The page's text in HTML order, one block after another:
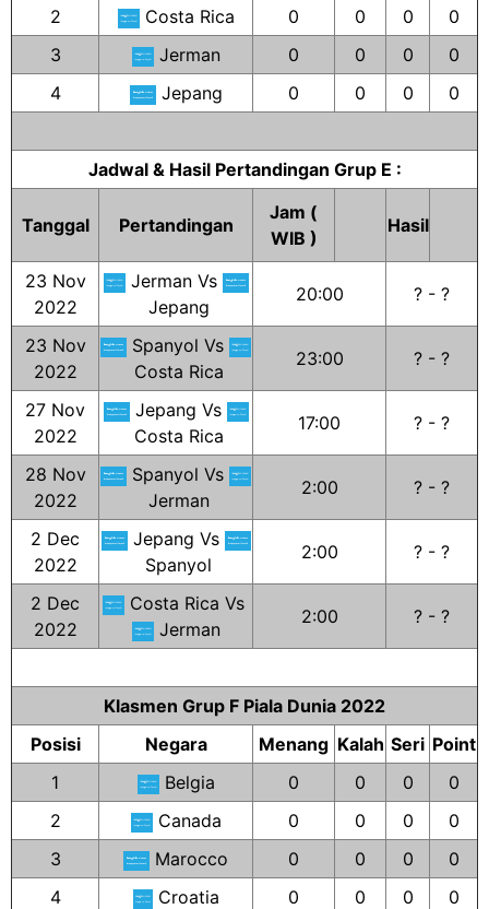
2
Costa Rica 0 0 0
0
3
Jerman 0 0 0
0
4
Jepang 0 0 0 0
Jadwal & Hasil Pertandingan Grup E :
Tanggal Pertandingan
Jam (
WIB )
Hasil
23 Nov
2022
Jerman Vs
Jepang
20:00 ? - ?
23 Nov
2022
Spanyol Vs
Costa Rica
23:00 ? - ?
27 Nov
2022
Jepang Vs
Costa Rica
17:00 ? - ?
28 Nov
2022
Spanyol Vs
Jerman
2:00 ? - ?
2 Dec
2022
Jepang Vs
Spanyol
2:00 ? - ?
2 Dec
2022
Costa Rica Vs
Jerman
2:00 ? - ?
Klasmen Grup F Piala Dunia 2022
Posisi
Negara Menang Kalah Seri Point
1
Belgia 0 0 0
0
2
Canada 0 0 0
0
3
Marocco 0 0 0
0
4
Croatia 0 0 0 0